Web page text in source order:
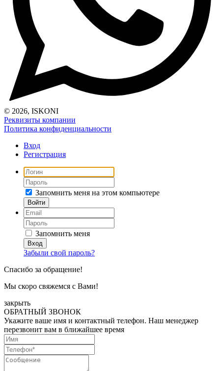
© 2026, ISKONI
Реквизиты компании
Политика конфиденциальности
Вход
Регистрация
Запомнить меня на этом компьютере
Запомнить меня
Забыли свой пароль?
Спасибо за обращение!
Мы скоро свяжемся с Вами!
закрыть
ОБРАТНЫЙ ЗВОНОК
Укажите ваше имя и контактный телефон. Наш менеджер
перезвонит вам в ближайшее время